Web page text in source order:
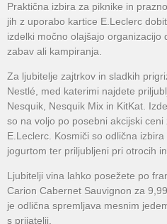
Praktična izbira za piknike in
jih z uporabo kartice E.Leclerc
izdelki močno olajšajo organizacijo
zabav ali kampiranja.
Za ljubitelje zajtrkov in sladkih
Nestlé, med katerimi najdete
Nesquik, Nesquik Mix in KitKat.
so na voljo po posebni akcijski
E.Leclerc. Kosmiči so odlična
jogurtom ter priljubljeni pri otrocih in
Ljubitelji vina lahko posežete po
Carion Cabernet Sauvignon za
je odlična spremljava mesnim
s prijatelji.